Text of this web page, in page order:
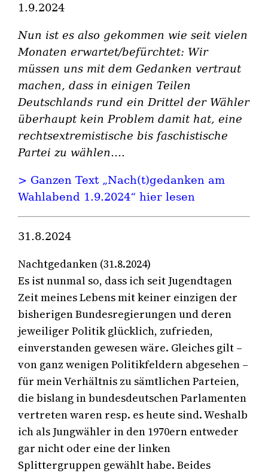
1.9.2024
Nun ist es also gekommen wie seit vielen
Monaten erwartet/befürchtet: Wir
müssen uns mit dem Gedanken vertraut
machen, dass in einigen Teilen
Deutschlands rund ein Drittel der Wähler
überhaupt kein Problem damit hat, eine
rechtsextremistische bis faschistische
Partei zu wählen….
> Ganzen Text „Nach(t)gedanken am
Wahlabend 1.9.2024“ hier lesen
31.8.2024
Nachtgedanken (31.8.2024)
Es ist nunmal so, dass ich seit Jugendtagen
Zeit meines Lebens mit keiner einzigen der
bisherigen Bundesregierungen und deren
jeweiliger Politik glücklich, zufrieden,
einverstanden gewesen wäre. Gleiches gilt –
von ganz wenigen Politikfeldern abgesehen –
für mein Verhältnis zu sämtlichen Parteien,
die bislang in bundesdeutschen Parlamenten
vertreten waren resp. es heute sind. Weshalb
ich als Jungwähler in den 1970ern entweder
gar nicht oder eine der linken
Splittergruppen gewählt habe. Beides